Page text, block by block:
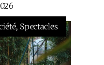
, Spectacles